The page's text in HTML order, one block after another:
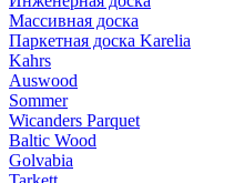
Массивная доска
Паркетная доска Karelia
Kahrs
Auswood
Sommer
Wicanders Parquet
Baltic Wood
Golvabia